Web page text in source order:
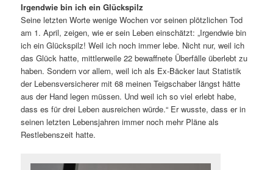
Irgendwie bin ich ein Glückspilz
Seine letzten Worte wenige Wochen vor seinen plötzlichen Tod
am 1. April, zeigen, wie er sein Leben einschätzt: „Irgendwie bin
ich ein Glückspilz! Weil ich noch immer lebe. Nicht nur, weil ich
das Glück hatte, mittlerweile 22 bewaffnete Überfälle überlebt zu
haben. Sondern vor allem, weil ich als Ex-Bäcker laut Statistik
der Lebensversicherer mit 68 meinen Teigschaber längst hätte
aus der Hand legen müssen. Und weil ich so viel erlebt habe,
dass es für drei Leben ausreichen würde.“ Er wusste, dass er in
seinen letzten Lebensjahren immer noch mehr Pläne als
Restlebenszeit hatte.